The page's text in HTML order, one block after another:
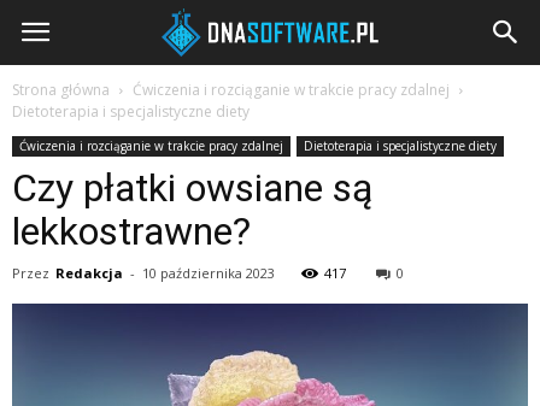
DNAsoftware.pl
Strona główna
Ćwiczenia i rozciąganie w trakcie pracy zdalnej
Dietoterapia i specjalistyczne diety
Ćwiczenia i rozciąganie w trakcie pracy zdalnej Dietoterapia i specjalistyczne diety
Czy płatki owsiane są
lekkostrawne?
Przez Redakcja - 10 października 2023 417 0